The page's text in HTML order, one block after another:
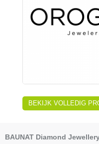
BEKIJK VOLLEDIG
BAUNAT Diamond